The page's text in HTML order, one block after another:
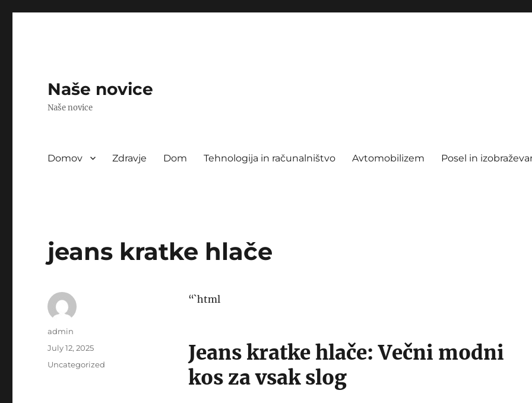
Naše novice
Naše novice
Domov Zdravje Dom Tehnologija in računalništvo Avtomobilizem Posel in
jeans kratke hlače
“`html
Jeans kratke hlače: Večni modni
kos za vsak slog
Author
admin
Posted
July 12, 2025
Categories
Uncategorized